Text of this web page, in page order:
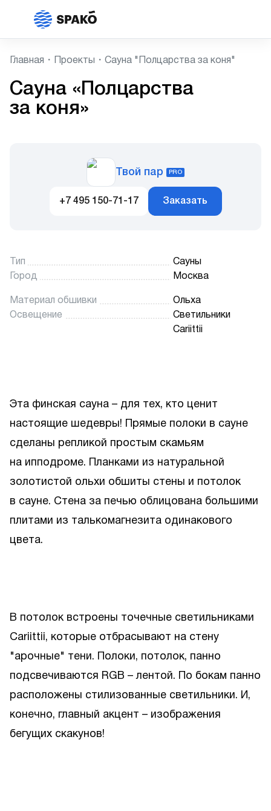
Главная Проекты Сауна "Полцарства за коня"
Сауна «Полцарства
за коня»
Твой пар PRO
+7 495 150-71-17 Заказать
Тип
Сауны
Город
Москва
Материал обшивки
Ольха
Освещение
Светильники
Cariittii
Эта финская сауна – для тех, кто ценит
настоящие шедевры! Прямые полоки в сауне
сделаны репликой простым скамьям
на ипподроме. Планками из натуральной
золотистой ольхи обшиты стены и потолок
в сауне. Стена за печью облицована большими
плитами из талькомагнезита одинакового
цвета.
В потолок встроены точечные светильниками
Cariittii, которые отбрасывают на стену
"арочные" тени. Полоки, потолок, панно
подсвечиваются RGB – лентой. По бокам панно
расположены стилизованные светильники. И,
конечно, главный акцент – изображения
бегущих скакунов!